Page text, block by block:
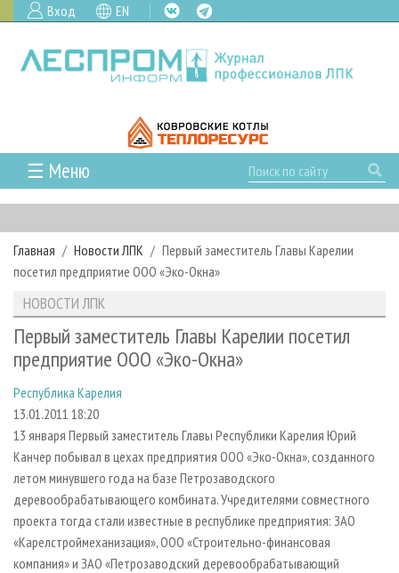
Вход EN
☰ Меню
ГЛАВНАЯ
РУБРИКИ И ТЕМЫ
РУБРИКИ ЖУРНАЛА
ЛЕСОЗАГОТОВКА
ЛЕСОПИЛЕНИЕ
СУШКА ДРЕВЕСИНЫ
ПРОИЗВОДСТВО ДРЕВЕСНЫХ ПЛИТ
ДЕРЕВЯННОЕ ДОМОСТРОЕНИЕ
ПРОИЗВОДСТВО МЕБЕЛИ
БИОЭНЕРГЕТИКА
ЦБП
НОВОСТИ
НОВОСТИ ЛПК
НОВОСТИ ЖУРНАЛА
ПРОЕКТЫ ЛПИ
АНАЛИТИКА
ПРЕДПРИЯТИЯ ЛПК
ПЕРСОНЫ
МОБИЛЬНЫЕ ВЫСТАВКИ
ОФИЦИАЛЬНЫЕ ДЕЛЕГАЦИИ
ПРИОРИТЕТНЫЕ ИНВЕСТПРОЕКТЫ
RUSSIAN FORESTRY REVIEW
ГАЗЕТА ЛЕСПРОМФОРУМ
АРХИВ ЖУРНАЛОВ
СТАТЬИ
О ЖУРНАЛЕ
ПОДПИСКА
КОНТАКТЫ
РЕКЛАМОДАТЕЛЯМ
РЕКЛАМА
РЕКЛАМА НА САЙТЕ
Главная Новости ЛПК
Первый заместитель Главы Карелии
посетил предприятие ООО «Эко-Окна»
НОВОСТИ ЛПК
Первый заместитель Главы Карелии посетил
предприятие ООО «Эко-Окна»
Республика Карелия
13.01.2011 18:20
13 января Первый заместитель Главы Республики Карелия Юрий
Канчер побывал в цехах предприятия ООО «Эко-Окна», созданного
летом минувшего года на базе Петрозаводского
деревообрабатывающего комбината. Учредителями совместного
проекта тогда стали известные в республике предприятия: ЗАО
«Карелстроймеханизация», ООО «Строительно-финансовая
компания» и ЗАО «Петрозаводский деревообрабатывающий